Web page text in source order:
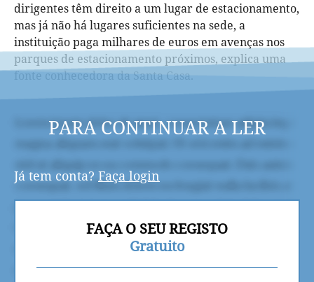
dirigentes têm direito a um lugar de estacionamento,
mas já não há lugares suficientes na sede, a
instituição paga milhares de euros em avenças nos
parques de estacionamento próximos, explica uma
fonte conhecedora da Santa Casa.
PARA CONTINUAR A LER
Já tem conta? Faça login
FAÇA O SEU REGISTO
Gratuito